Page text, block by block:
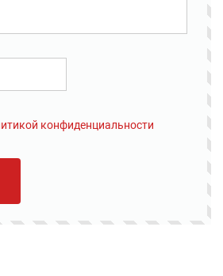
конфиденциальности